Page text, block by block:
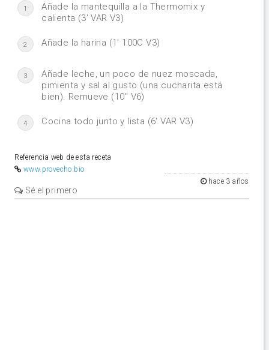
1
Añade la mantequilla a la Thermomix y
calienta (3' VAR V3)
2 Añade la harina (1' 100C V3)
3
Añade leche, un poco de nuez moscada,
pimienta y sal al gusto (una cucharita está
bien). Remueve (10'' V6)
4 Cocina todo junto y lista (6' VAR V3)
Referencia web de esta receta
www.provecho.bio
hace 3 años
Sé el primero